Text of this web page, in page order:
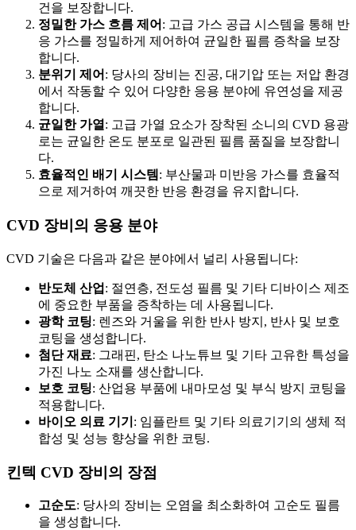
건을 보장합니다.
정밀한 가스 흐름 제어 : 고급 가스 공급 시스템을 통해 반
응 가스를 정밀하게 제어하여 균일한 필름 증착을 보장
합니다.
분위기 제어 : 당사의 장비는 진공, 대기압 또는 저압 환경
에서 작동할 수 있어 다양한 응용 분야에 유연성을 제공
합니다.
균일한 가열 : 고급 가열 요소가 장착된 소니의 CVD 용광
로는 균일한 온도 분포로 일관된 필름 품질을 보장합니
다.
효율적인 배기 시스템 : 부산물과 미반응 가스를 효율적
으로 제거하여 깨끗한 반응 환경을 유지합니다.
CVD 장비의 응용 분야
CVD 기술은 다음과 같은 분야에서 널리 사용됩니다:
반도체 산업 : 절연층, 전도성 필름 및 기타 디바이스 제조
에 중요한 부품을 증착하는 데 사용됩니다.
광학 코팅: 렌즈와 거울을 위한 반사 방지, 반사 및 보호
코팅을 생성합니다.
첨단 재료: 그래핀, 탄소 나노튜브 및 기타 고유한 특성을
가진 나노 소재를 생산합니다.
보호 코팅: 산업용 부품에 내마모성 및 부식 방지 코팅을
적용합니다.
바이오 의료 기기 : 임플란트 및 기타 의료기기의 생체 적
합성 및 성능 향상을 위한 코팅.
킨텍 CVD 장비의 장점
고순도: 당사의 장비는 오염을 최소화하여 고순도 필름
을 생성합니다.